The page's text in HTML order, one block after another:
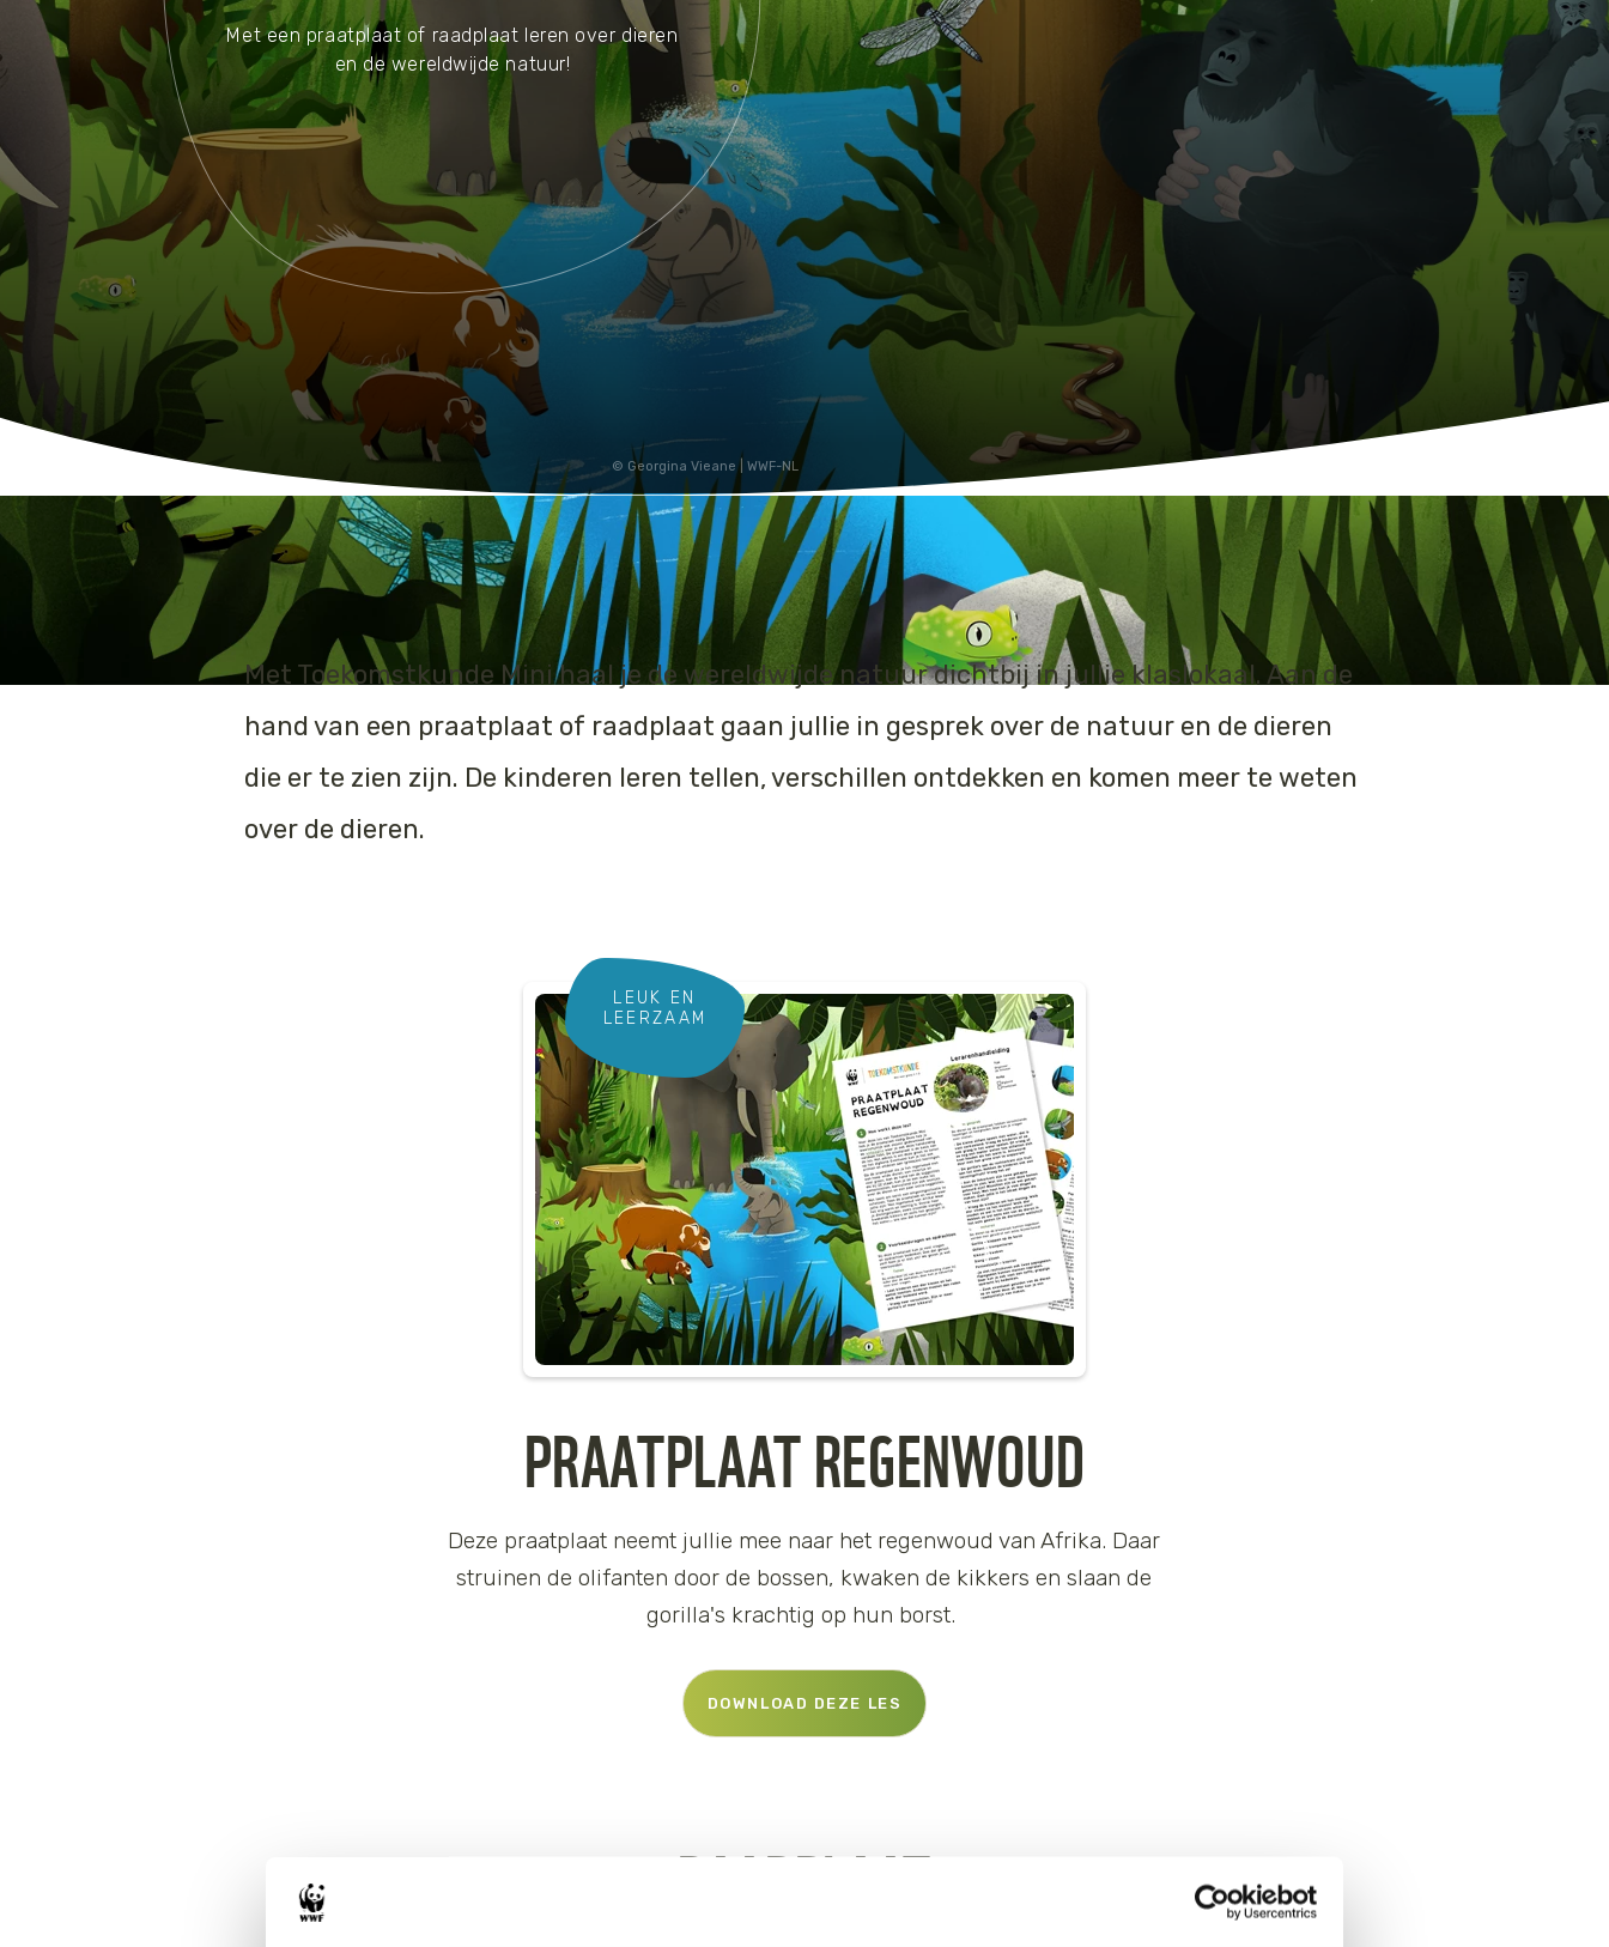
Notitieboekjes
Speelgoed
Knuffels
Puzzels
Spellen
Kleuren en knutselen
Georgina Vieane | WWF-NL
Met een praatplaat of raadplaat leren over dieren
en de wereldwijde natuur!
Met Toekomstkunde Mini haal je de wereldwijde natuur dichtbij in jullie klaslokaal. Aan de
hand van een praatplaat of raadplaat gaan jullie in gesprek over de natuur en de dieren
die er te zien zijn. De kinderen leren tellen, verschillen ontdekken en komen meer te weten
over de dieren.
LEUK EN
LEERZAAM
PRAATPLAAT REGENWOUD
Deze praatplaat neemt jullie mee naar het regenwoud van Afrika. Daar
struinen de olifanten door de bossen, kwaken de kikkers en slaan de
gorilla's krachtig op hun borst.
DOWNLOAD DEZE LES
RAADPLAAT